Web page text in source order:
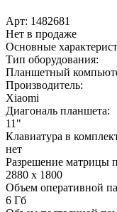
Арт: 1482681
Нет в продаже
Основные
Тип оборудования:
Планшетный
Производитель:
Xiaomi
Диагональ планшета:
11"
Клавиатура в
нет
Разрешение матрицы
2880 x 1800
Объем оперативной
6 Гб